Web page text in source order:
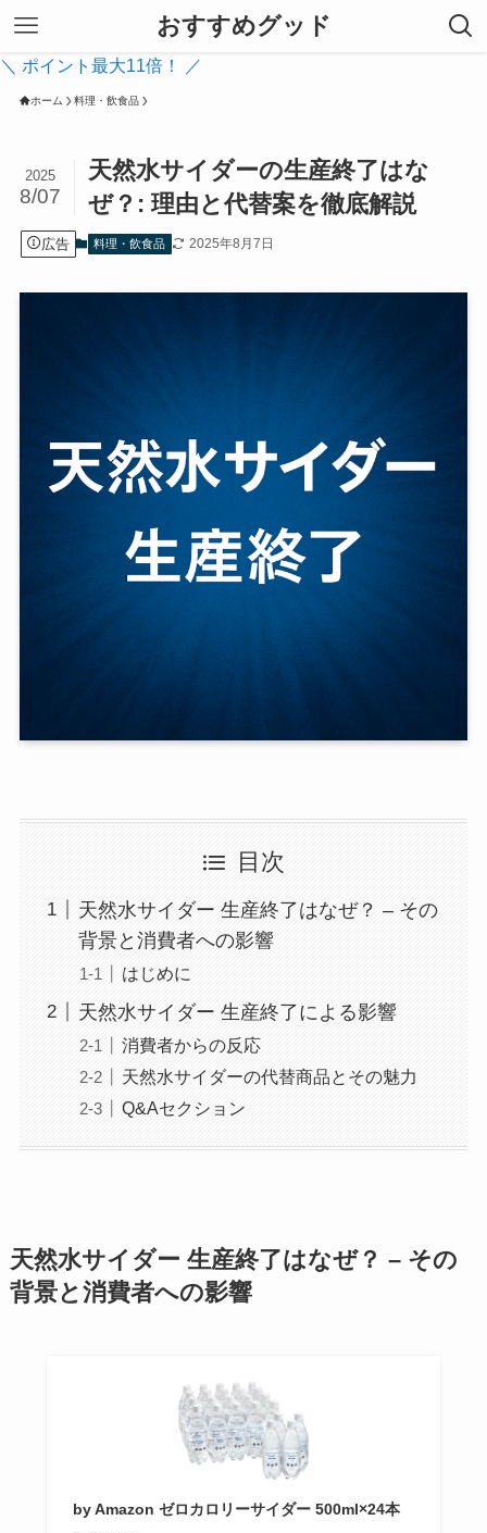
おすすめグッド
＼ ポイント最大11倍！ ／
ホーム 料理・飲食品
天然水サイダーの生産終了はな
ぜ？: 理由と代替案を徹底解説
2025
8/07
広告 料理・飲食品 2025年8月7日
目次
天然水サイダー 生産終了はなぜ？ – その
背景と消費者への影響
はじめに
天然水サイダー 生産終了による影響
消費者からの反応
天然水サイダーの代替商品とその魅力
Q&Aセクション
天然水サイダー 生産終了はなぜ？ – その
背景と消費者への影響
by Amazon ゼロカロリーサイダー 500ml×24本